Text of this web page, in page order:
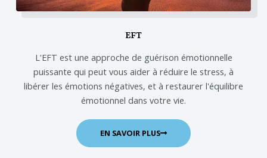
EFT
L'EFT est une approche de guérison émotionnelle
puissante qui peut vous aider à réduire le stress, à
libérer les émotions négatives, et à restaurer l'équilibre
émotionnel dans votre vie.
EN SAVOIR PLUS